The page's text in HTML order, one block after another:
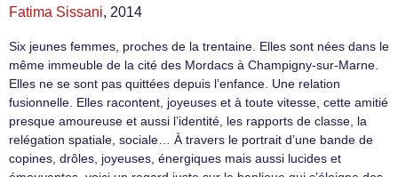
Fatima Sissani, 2014
Six jeunes femmes, proches de la trentaine. Elles sont nées dans le
même immeuble de la cité des Mordacs à Champigny-sur-Marne.
Elles ne se sont pas quittées depuis l’enfance. Une relation
fusionnelle. Elles racontent, joyeuses et à toute vitesse, cette amitié
presque amoureuse et aussi l’identité, les rapports de classe, la
relégation spatiale, sociale… À travers le portrait d’une bande de
copines, drôles, joyeuses, énergiques mais aussi lucides et